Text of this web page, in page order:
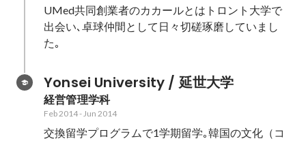
UMed共同創業者のカカールとはトロント大学で
出会い､卓球仲間として日々切磋琢磨していまし
た｡
Yonsei University / 延世大学
経営管理学科
Feb 2014- Jun 2014
交換留学プログラムで1学期留学｡韓国の文化（コ